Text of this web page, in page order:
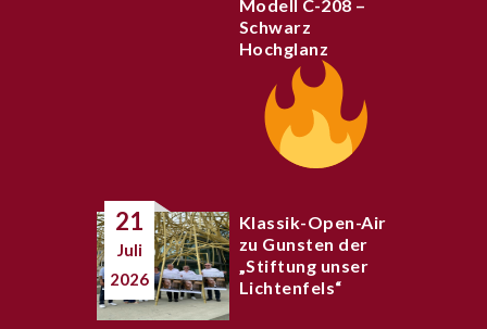
Modell C-208 –
Schwarz
Hochglanz
21
Juli
2026
Klassik-Open-Air
zu Gunsten der
„Stiftung unser
Lichtenfels“